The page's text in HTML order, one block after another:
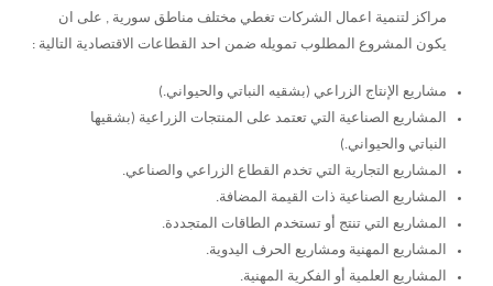
مراكز لتنمية اعمال الشركات تغطي مختلف مناطق سورية , على ان
يكون المشروع المطلوب تمويله ضمن احد القطاعات الاقتصادية التالية :
مشاريع الإنتاج الزراعي (بشقيه النباتي والحيواني(.
المشاريع الصناعية التي تعتمد على المنتجات الزراعية (بشقيها
النباتي والحيواني(.
المشاريع التجارية التي تخدم القطاع الزراعي والصناعي.
المشاريع الصناعية ذات القيمة المضافة.
المشاريع التي تنتج أو تستخدم الطاقات المتجددة.
المشاريع المهنية ومشاريع الحرف اليدوية.
المشاريع العلمية أو الفكرية المهنية.